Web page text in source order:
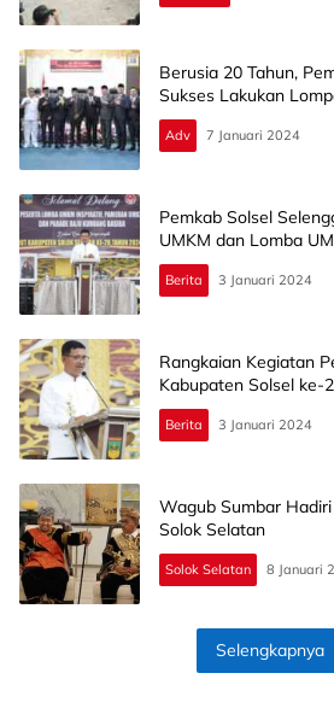
Berusia 20 Tahun,
Sukses Lakukan
Adv 7 Januari 2024
Pemkab Solsel
UMKM dan Lomba
Berita 3 Januari 2024
Rangkaian Kegiatan
Kabupaten Solsel ke-
Berita 3 Januari 2024
Wagub Sumbar
Solok Selatan
Solok Selatan 8 Januari
Selengkapnya